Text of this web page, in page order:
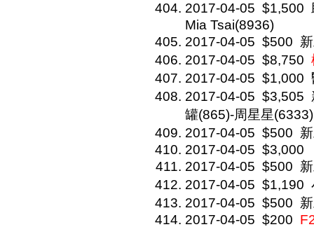
2017-04-05 $1,500
Mia Tsai(8936)
2017-04-05 $500
2017-04-05 $8,750
2017-04-05 $1,000
2017-04-05 $3,505
罐(865)-周星星
2017-04-05 $500
2017-04-05 $3,000
2017-04-05 $500
2017-04-05 $1,190
2017-04-05 $500
2017-04-05 $200